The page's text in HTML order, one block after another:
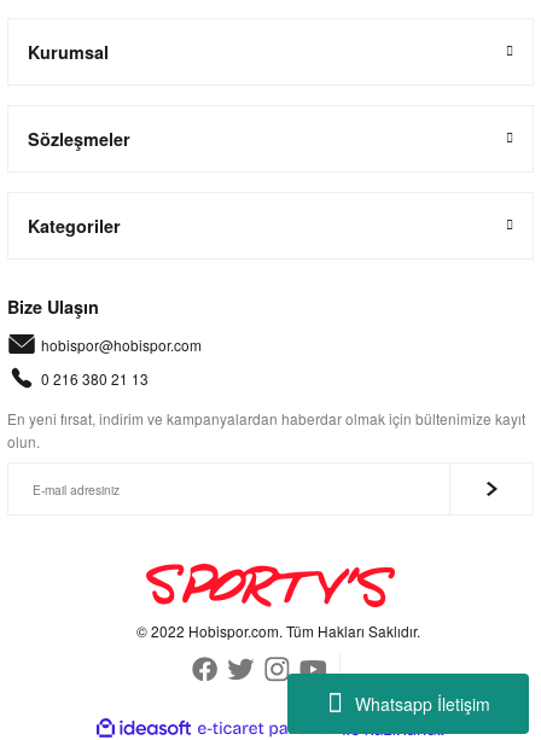
Whatsapp İletişim
Kurumsal
Sözleşmeler
Kategoriler
Bize Ulaşın
hobispor@hobispor.com
0 216 380 21 13
En yeni fırsat, indirim ve kampanyalardan haberdar olmak için bültenimize kayıt
olun.
© 2022 Hobispor.com. Tüm Hakları Saklıdır.
ideasoft